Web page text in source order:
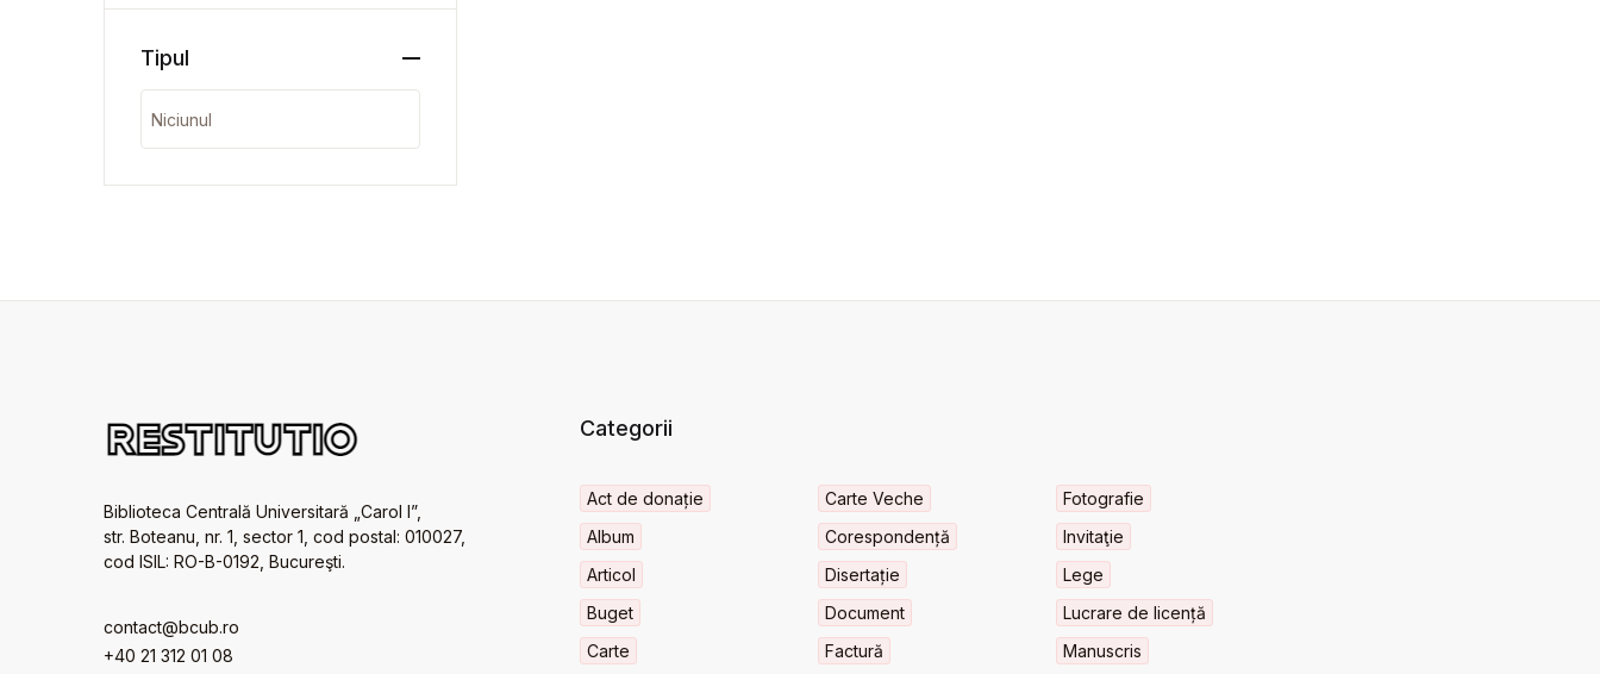
Tipul
Biblioteca Centrală Universitară „Carol I”,
str. Boteanu, nr. 1, sector 1, cod postal: 010027,
cod ISIL: RO-B-0192, Bucureşti.
contact@bcub.ro
+40 21 312 01 08
Categorii
Act de donație
Album
Articol
Buget
Carte
Carte Veche
Corespondență
Disertație
Document
Factură
Fotografie
Invitaţie
Lege
Lucrare de licență
Manuscris